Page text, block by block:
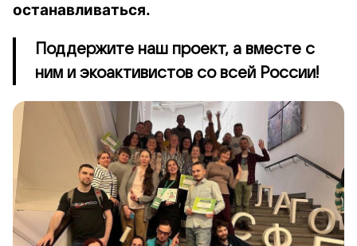
останавливаться.
Поддержите наш проект, а вместе с
ним и экоактивистов со всей России!